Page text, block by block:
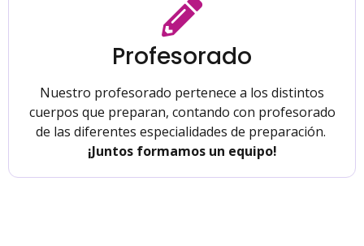
Profesorado
Nuestro profesorado pertenece a los distintos
cuerpos que preparan, contando con profesorado
de las diferentes especialidades de preparación.
¡Juntos formamos un equipo!